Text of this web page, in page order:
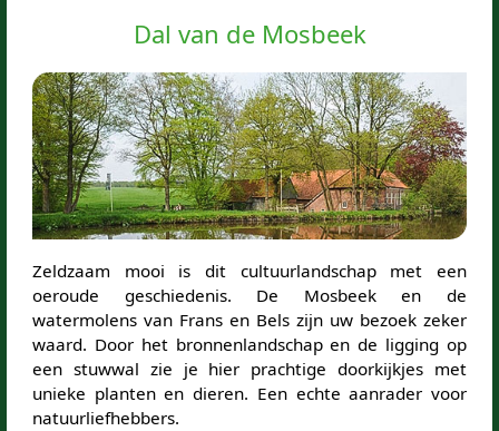
Dal van de Mosbeek
Zeldzaam mooi is dit cultuurlandschap met een
oeroude geschiedenis. De Mosbeek en de
watermolens van Frans en Bels zijn uw bezoek zeker
waard. Door het bronnenlandschap en de ligging op
een stuwwal zie je hier prachtige doorkijkjes met
unieke planten en dieren. Een echte aanrader voor
natuurliefhebbers.